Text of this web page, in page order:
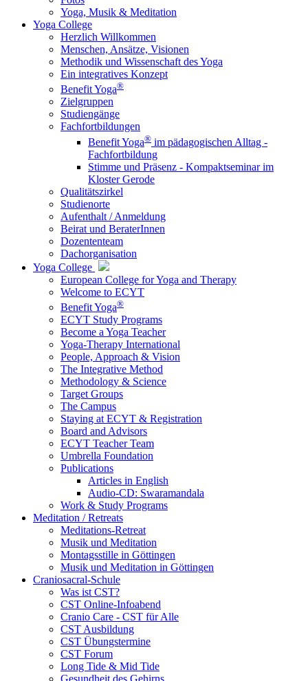
Yoga, Musik & Meditation
Yoga College
Herzlich Willkommen
Menschen, Ansätze, Visionen
Methodik und Wissenschaft des Yoga
Ein integratives Konzept
Benefit Yoga®
Zielgruppen
Studiengänge
Fachfortbildungen
Benefit Yoga® im pädagogischen Alltag -
Fachfortbildung
Stimme und Präsenz - Kompaktseminar im
Kloster Gerode
Qualitätszirkel
Studienorte
Aufenthalt / Anmeldung
Beirat und BeraterInnen
Dozententeam
Dachorganisation
Yoga College
European College for Yoga and Therapy
Welcome to ECYT
Benefit Yoga®
ECYT Study Programs
Become a Yoga Teacher
Yoga-Therapy International
People, Approach & Vision
The Integrative Method
Methodology & Science
Target Groups
The Campus
Staying at ECYT & Registration
Board and Advisors
ECYT Teacher Team
Umbrella Foundation
Publications
Articles in English
Audio-CD: Swaramandala
Work & Study Programs
Meditation / Retreats
Meditations-Retreat
Musik und Meditation
Montagsstille in Göttingen
Musik und Meditation in Göttingen
Craniosacral-Schule
Was ist CST?
CST Online-Infoabend
Cranio Care - CST für Alle
CST Ausbildung
CST Übungstermine
CST Forum
Long Tide & Mid Tide
Gesundheit des Gehirns